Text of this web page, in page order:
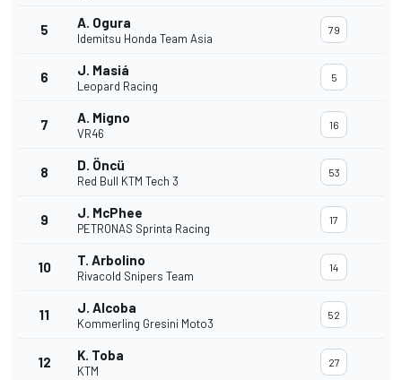
5 A. Ogura
Idemitsu Honda Team Asia
79
6 J. Masiá
Leopard Racing
5
7 A. Migno
VR46
16
8 D. Öncü
Red Bull KTM Tech 3
53
9 J. McPhee
PETRONAS Sprinta Racing
17
10 T. Arbolino
Rivacold Snipers Team
14
11 J. Alcoba
Kommerling Gresini Moto3
52
12 K. Toba
KTM
27